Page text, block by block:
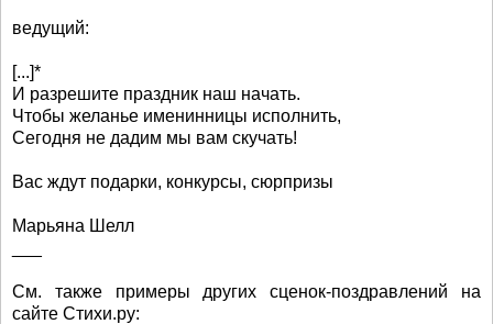
ведущий:
[...]*
И разрешите праздник наш начать.
Чтобы желанье именинницы исполнить,
Сегодня не дадим мы вам скучать!
Вас ждут подарки, конкурсы, сюрпризы
Марьяна Шелл
См. также примеры других сценок-поздравлений на
сайте Стихи.ру: